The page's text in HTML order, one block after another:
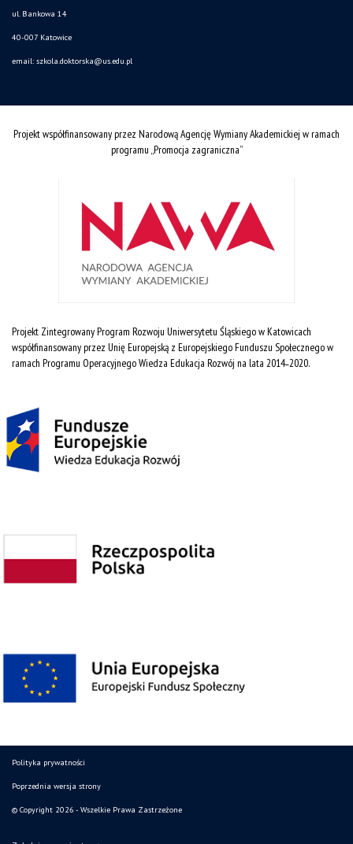
ul. Bankowa 14
40-007 Katowice
email: szkola.doktorska@us.edu.pl
Projekt współfinansowany przez Narodową Agencję Wymiany Akademickiej w ramach
programu „Promocja zagraniczna”
Projekt Zintegrowany Program Rozwoju Uniwersytetu Śląskiego w Katowicach
współfinansowany przez Unię Europejską z Europejskiego Funduszu Społecznego w
ramach Programu Operacyjnego Wiedza Edukacja Rozwój na lata 2014˗2020.
Polityka prywatności
Poprzednia wersja strony
© Copyright 2026 - Wszelkie Prawa Zastrzeżone